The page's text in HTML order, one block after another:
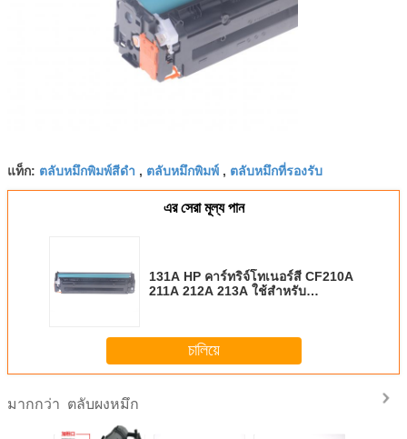
แท็ก: ตลับหมึกพิมพ์สีดำ , ตลับหมึกพิมพ์ , ตลับหมึกที่รองรับ
এর সেরা মূল্য পান
131A HP คาร์ทริจ์โทเนอร์สี CF210A
211A 212A 213A ใช้สําหรับ
চালিয়ে
มากกว่า ตลับผงหมึก